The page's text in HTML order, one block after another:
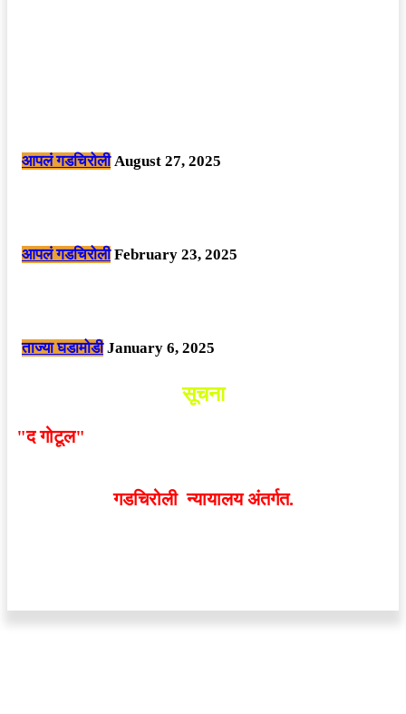
आपलं गडचिरोली August 27, 2025
आपलं गडचिरोली February 23, 2025
ताज्या घडामोडी January 6, 2025
सूचना
"द गोटूल"
गडचिरोली न्यायालय अंतर्गत.